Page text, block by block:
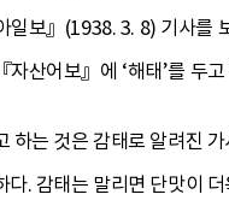
보』(1938. 3. 8) 기사를
산어보』에 ‘해태’를 두
하는 것은 감태로 알려진
다. 감태는 말리면 단맛이